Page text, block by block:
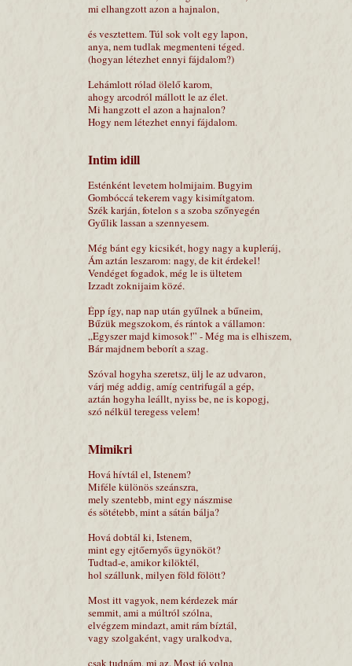
mi elhangzott azon a hajnalon,
és vesztettem. Túl sok volt egy lapon,
anya, nem tudlak megmenteni téged.
(hogyan létezhet ennyi fájdalom?)
Lehámlott rólad ölelő karom,
ahogy arcodról mállott le az élet.
Mi hangzott el azon a hajnalon?
Hogy nem létezhet ennyi fájdalom.
Intim idill
Esténként levetem holmijaim. Bugyim
Gombóccá tekerem vagy kisimítgatom.
Szék karján, fotelon s a szoba szőnyegén
Gyűlik lassan a szennyesem.
Még bánt egy kicsikét, hogy nagy a kupleráj,
Ám aztán leszarom: nagy, de kit érdekel!
Vendéget fogadok, még le is ültetem
Izzadt zoknijaim közé.
Épp így, nap nap után gyűlnek a bűneim,
Bűzük megszokom, és rántok a vállamon:
„Egyszer majd kimosok!” - Még ma is elhiszem,
Bár majdnem beborít a szag.
Szóval hogyha szeretsz, ülj le az udvaron,
várj még addig, amíg centrifugál a gép,
aztán hogyha leállt, nyiss be, ne is kopogj,
szó nélkül teregess velem!
Mimikri
Hová hívtál el, Istenem?
Miféle különös szeánszra,
mely szentebb, mint egy nászmise
és sötétebb, mint a sátán bálja?
Hová dobtál ki, Istenem,
mint egy ejtőernyős ügynököt?
Tudtad-e, amikor kilöktél,
hol szállunk, milyen föld fölött?
Most itt vagyok, nem kérdezek már
semmit, ami a múltról szólna,
elvégzem mindazt, amit rám bíztál,
vagy szolgaként, vagy uralkodva,
csak tudnám, mi az. Most jó volna